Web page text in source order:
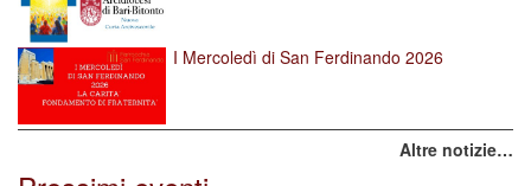
I Mercoledì di San Ferdinando 2026
Altre notizie…